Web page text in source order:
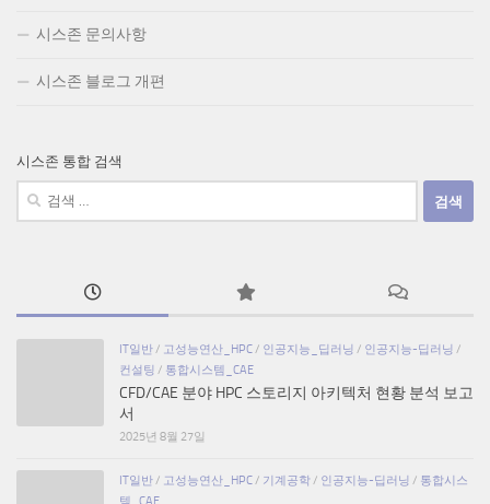
시스존 문의사항
시스존 블로그 개편
시스존 통합 검색
검
색:
IT일반/ 고성능연산_HPC/ 인공지능_딥러닝 / 인공지능-딥러닝 /
컨설팅 / 통합시스템_CAE
CFD/CAE 분야 HPC 스토리지 아키텍처 현황 분석 보고
서
2025년 8월 27일
IT일반/ 고성능연산_HPC/ 기계공학/ 인공지능-딥러닝 / 통합시스